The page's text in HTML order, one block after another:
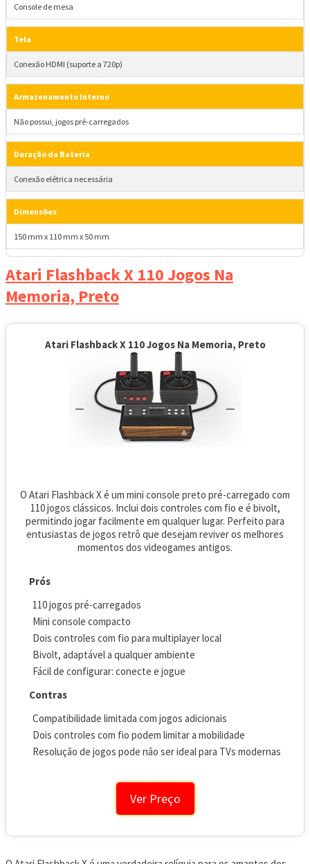
Console de mesa
Tela
Conexão HDMI (suporte a 720p)
Armazenamento Interno
Não possui, jogos pré-carregados
Duração da Bateria
Conexão elétrica necessária
Dimensões
150 mm x 110 mm x 50 mm
Atari Flashback X 110 Jogos Na
Memoria, Preto
Atari Flashback X 110 Jogos Na Memoria, Preto
O Atari Flashback X é um mini console preto pré-carregado com
110 jogos clássicos. Inclui dois controles com fio e é bivolt,
permitindo jogar facilmente em qualquer lugar. Perfeito para
entusiastas de jogos retrô que desejam reviver os melhores
momentos dos videogames antigos.
Prós
110 jogos pré-carregados
Mini console compacto
Dois controles com fio para multiplayer local
Bivolt, adaptável a qualquer ambiente
Fácil de configurar: conecte e jogue
Contras
Compatibilidade limitada com jogos adicionais
Dois controles com fio podem limitar a mobilidade
Resolução de jogos pode não ser ideal para TVs modernas
Ver Preço